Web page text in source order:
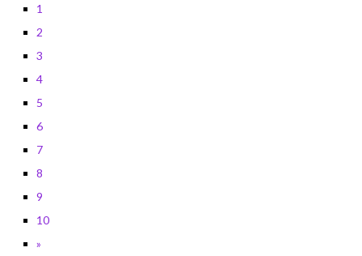
1
2
3
4
5
6
7
8
9
10
»